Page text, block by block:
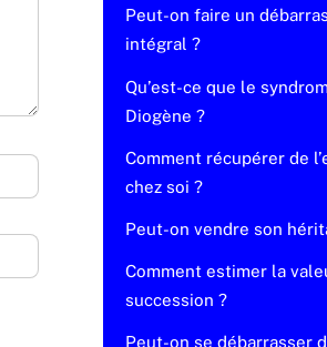
Peut-on faire un débarras
intégral ?
Qu’est-ce que le
Diogène ?
Comment récupérer de
chez soi ?
Peut-on vendre son
Comment estimer la
succession ?
Peut-on se débarrasser